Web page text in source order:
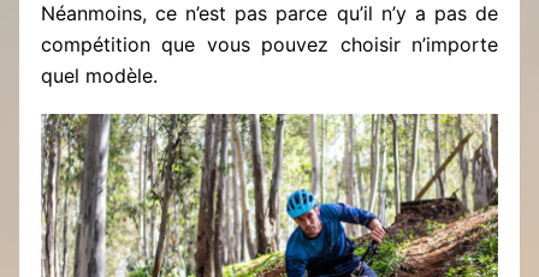
Néanmoins, ce n’est pas parce qu’il n’y a pas de
compétition que vous pouvez choisir n’importe
quel modèle.